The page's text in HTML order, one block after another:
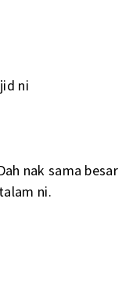
ni
nak sama besar
ni.